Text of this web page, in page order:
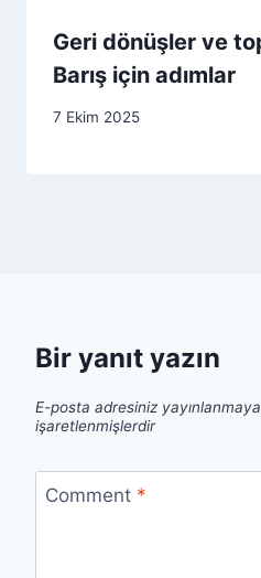
Geri dönüşler ve
Barış için adımlar
7 Ekim 2025
Bir yanıt yazın
E-posta adresiniz
işaretlenmişlerdir
Comment *